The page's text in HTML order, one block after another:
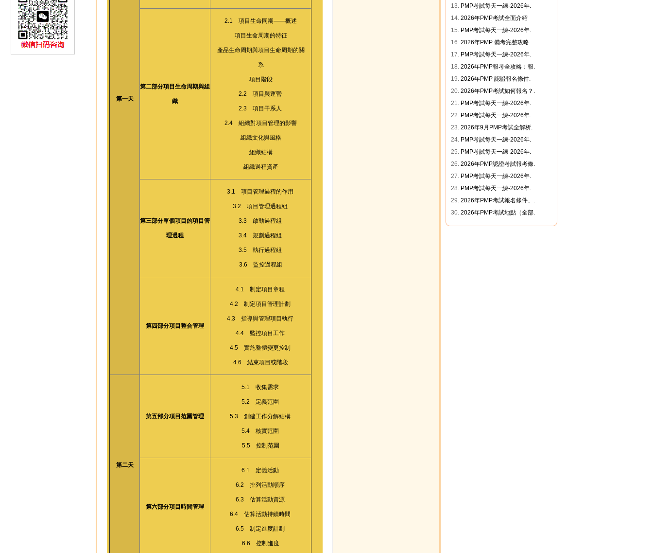
第一天
第二部分項目生命周期與組
織
2.1 項目生命同期——概述
項目生命周期的特征
產品生命周期與項目生命周期的關
系
項目階段
2.2 項目與運營
2.3 項目干系人
2.4 組織對項目管理的影響
組織文化與風格
組織結構
組織過程資產
第三部分單個項目的項目管
理過程
3.1 項目管理過程的作用
3.2 項目管理過程組
3.3 啟動過程組
3.4 規劃過程組
3.5 執行過程組
3.6 監控過程組
第四部分項目整合管理
4.1 制定項目章程
4.2 制定項目管理計劃
4.3 指導與管理項目執行
4.4 監控項目工作
4.5 實施整體變更控制
4.6 結束項目或階段
第二天
第五部分項目范圍管理
5.1 收集需求
5.2 定義范圍
5.3 創建工作分解結構
5.4 核實范圍
5.5 控制范圍
第六部分項目時間管理
6.1 定義活動
6.2 排列活動順序
6.3 估算活動資源
6.4 估算活動持續時間
6.5 制定進度計劃
6.6 控制進度
13. PMP考試每天一練-2026年.
14. 2026年PMP考試全面介紹
15. PMP考試每天一練-2026年.
16. 2026年PMP 備考完整攻略.
17. PMP考試每天一練-2026年.
18. 2026年PMP報考全攻略：報.
19. 2026年PMP 認證報名條件.
20. 2026年PMP考試如何報名？.
21. PMP考試每天一練-2026年.
22. PMP考試每天一練-2026年.
23. 2026年9月PMP考試全解析.
24. PMP考試每天一練-2026年.
25. PMP考試每天一練-2026年.
26. 2026年PMP認證考試報考條.
27. PMP考試每天一練-2026年.
28. PMP考試每天一練-2026年.
29. 2026年PMP考試報名條件、.
30. 2026年PMP考試地點（全部.